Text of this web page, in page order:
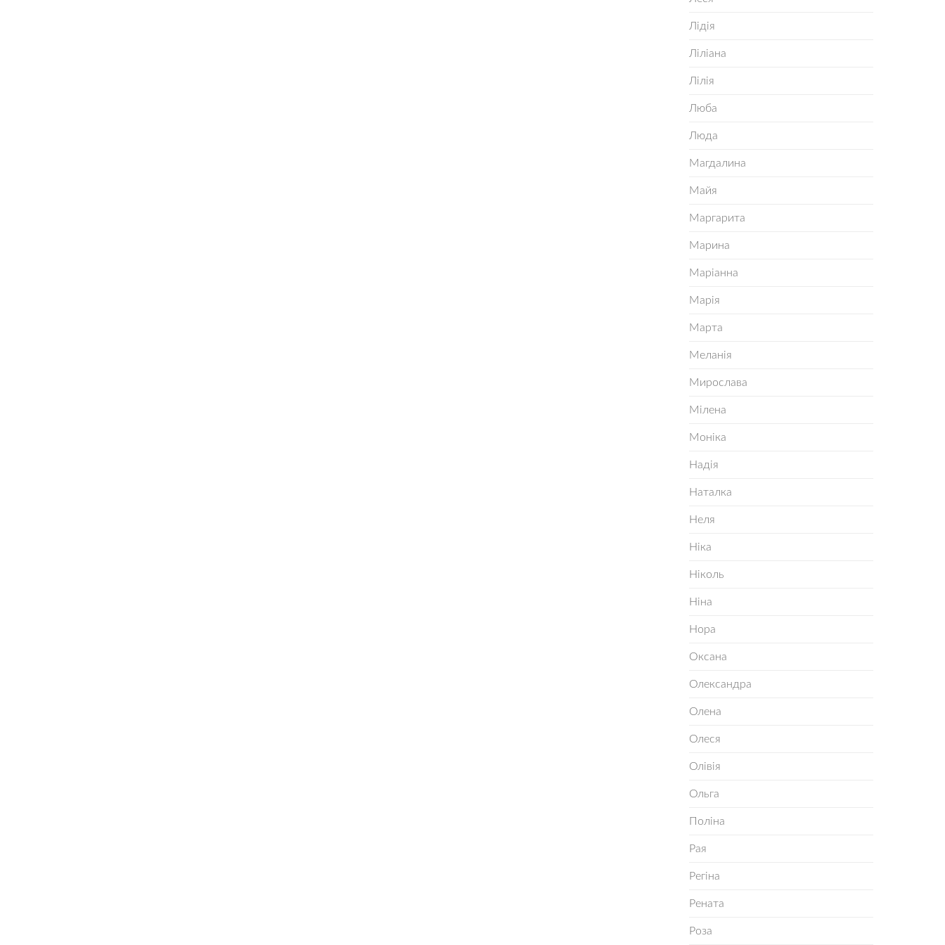
Лідія
Ліліана
Лілія
Люба
Люда
Магдалина
Майя
Маргарита
Марина
Маріанна
Марія
Марта
Меланія
Мирослава
Мілена
Моніка
Надія
Наталка
Неля
Ніка
Ніколь
Ніна
Нора
Оксана
Олександра
Олена
Олеся
Олівія
Ольга
Поліна
Рая
Регіна
Рената
Роза